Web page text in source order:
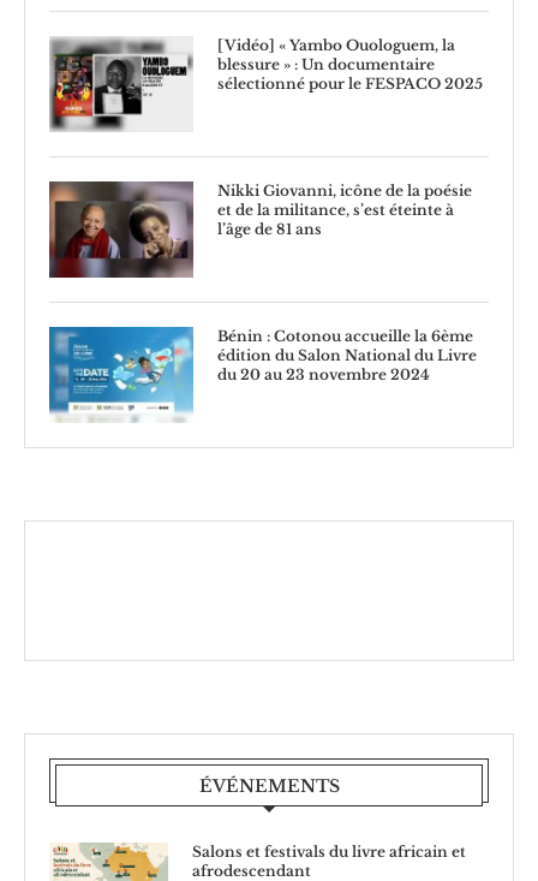
[Vidéo] « Yambo Ouologuem, la
blessure » : Un documentaire
sélectionné pour le FESPACO 2025
Nikki Giovanni, icône de la poésie
et de la militance, s’est éteinte à
l’âge de 81 ans
Bénin : Cotonou accueille la 6ème
édition du Salon National du Livre
du 20 au 23 novembre 2024
ÉVÉNEMENTS
Salons et festivals du livre africain et
afrodescendant